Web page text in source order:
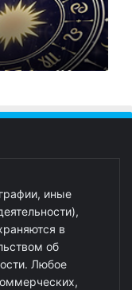
иные
в
об
Любое